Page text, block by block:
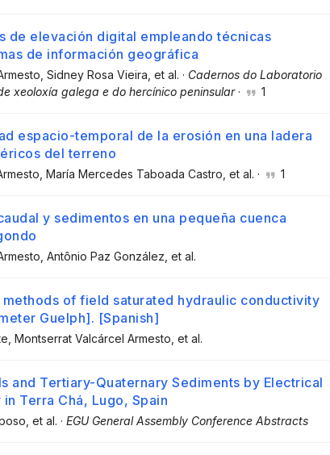
de elevación digital empleando técnicas
de información geográfica
, Sidney Rosa Vieira , et al. · Cadernos do Laboratorio
xeoloxía galega e do hercínico peninsular· 1
espacio-temporal de la erosión en una ladera
del terreno
, María Mercedes Taboada Castro , et al. · 1
y sedimentos en una pequeña cuenca
, Antônio Paz González, et al.
of field saturated hydraulic conductivity
Guelph]. [Spanish]
, Montserrat Valcárcel Armesto, et al.
and Tertiary-Quaternary Sediments by Electrical
Terra Chá, Lugo, Spain
, et al. · EGU General Assembly Conference Abstracts